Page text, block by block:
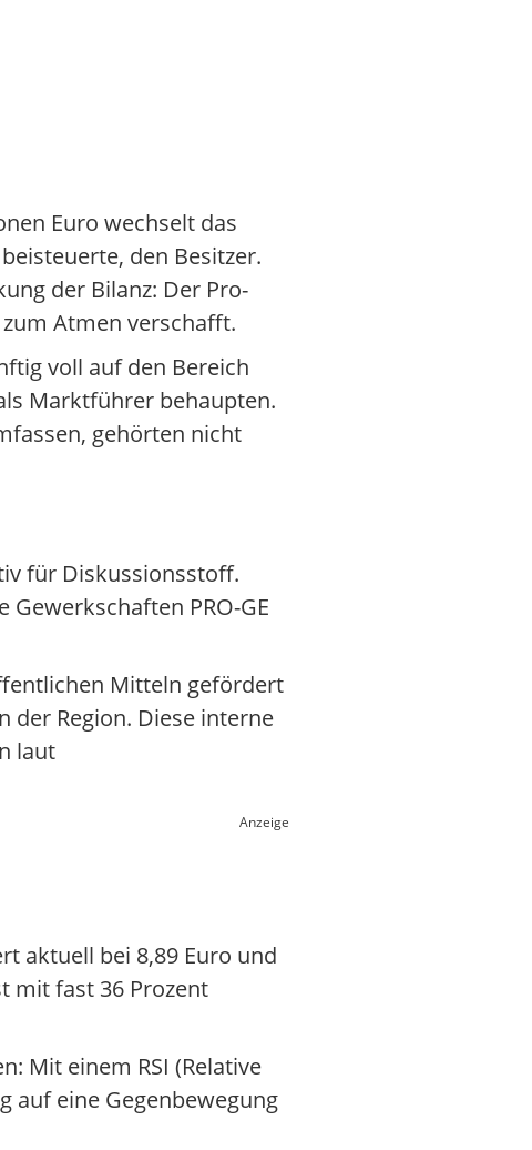
Euro wechselt das
den Besitzer.
der Bilanz: Der Pro-
Atmen verschafft.
voll auf den Bereich
Marktführer behaupten.
gehörten nicht
für Diskussionsstoff.
PRO-GE
Mitteln gefördert
der Region. Diese interne
laut
Anzeige
aktuell bei 8,89 Euro und
mit fast 36 Prozent
Mit einem RSI (Relative
auf eine Gegenbewegung